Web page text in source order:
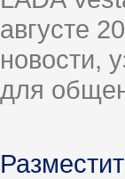
августе
новости,
для